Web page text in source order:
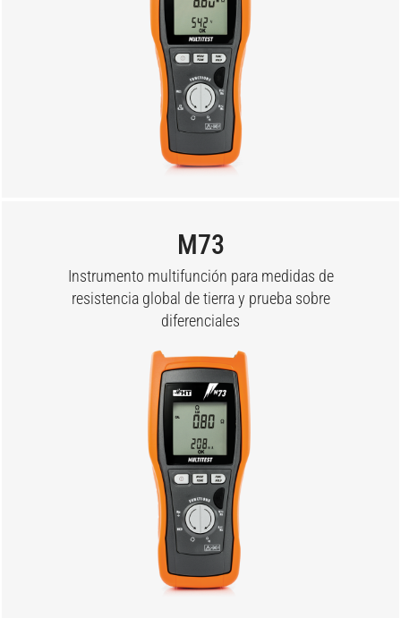
M73
Instrumento multifunción para medidas de
resistencia global de tierra y prueba sobre
diferenciales